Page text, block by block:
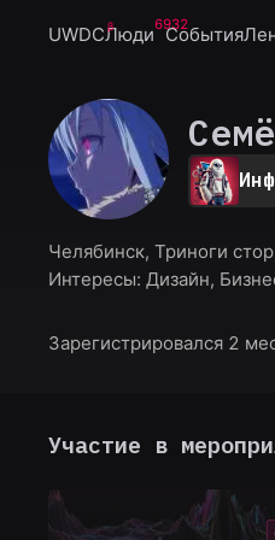
UWDCЛюди6932
События
Челябинск, Триноги
Интересы: Дизайн,
Зарегистрировался 2
Участие в